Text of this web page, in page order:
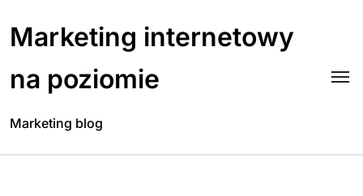
content
Marketing internetowy
na poziomie
Marketing blog